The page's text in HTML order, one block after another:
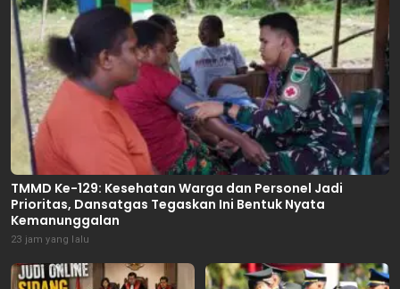
TMMD Ke-129: Kesehatan Warga dan Personel Jadi
Prioritas, Dansatgas Tegaskan Ini Bentuk Nyata
Kemanunggalan
23 jam yang lalu